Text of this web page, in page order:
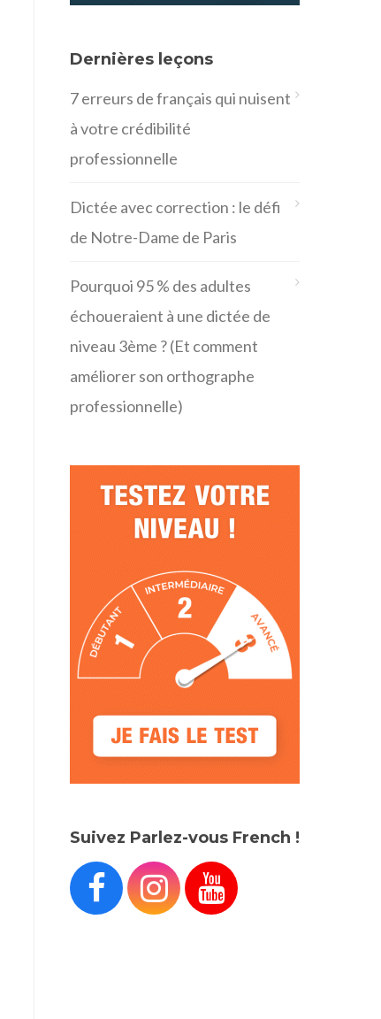
Dernières leçons
7 erreurs de français qui nuisent
à votre crédibilité
professionnelle
Dictée avec correction : le défi
de Notre-Dame de Paris
Pourquoi 95 % des adultes
échoueraient à une dictée de
niveau 3ème ? (Et comment
améliorer son orthographe
professionnelle)
Suivez Parlez-vous French !
  